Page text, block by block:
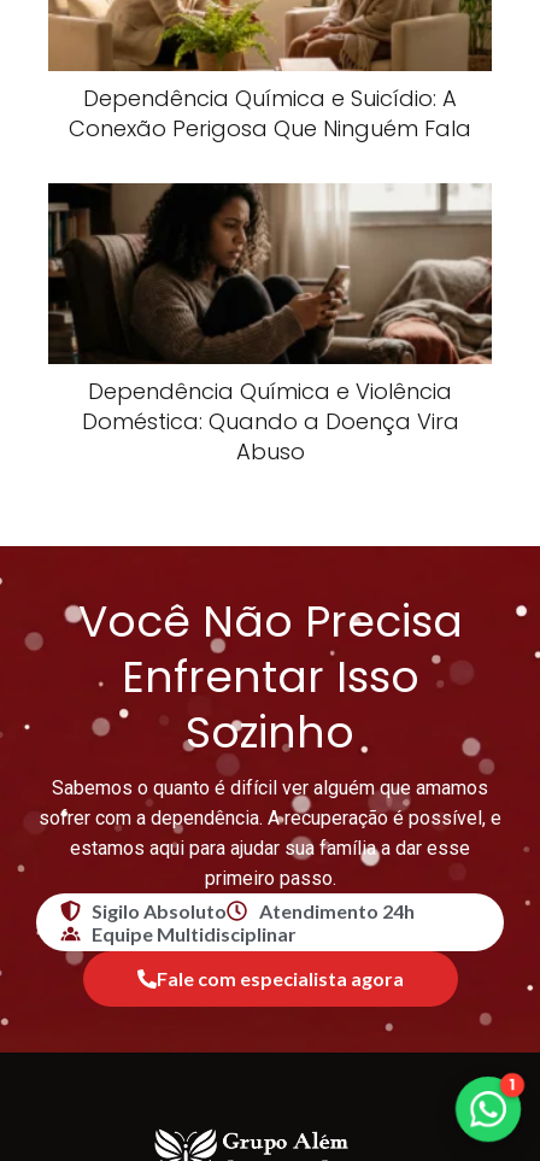
Dependência Química e Suicídio: A
Conexão Perigosa Que Ninguém Fala
Dependência Química e Violência
Doméstica: Quando a Doença Vira
Abuso
Você Não Precisa
Enfrentar Isso
Sozinho
Sabemos o quanto é difícil ver alguém que amamos
sofrer com a dependência. A recuperação é possível, e
estamos aqui para ajudar sua família a dar esse
primeiro passo.
Sigilo Absoluto
Atendimento 24h
Equipe Multidisciplinar
Fale com especialista agora
1